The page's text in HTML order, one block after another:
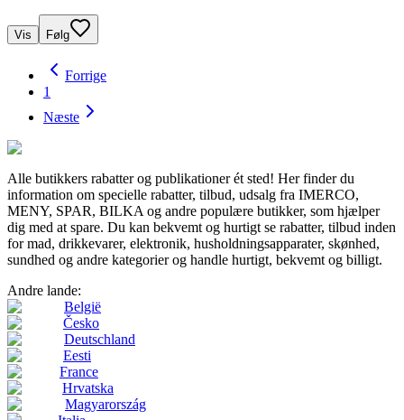
Vis Følg
Forrige
1
Næste
Alle butikkers rabatter og publikationer ét sted! Her finder du
information om specielle rabatter, tilbud, udsalg fra IMERCO,
MENY, SPAR, BILKA og andre populære butikker, som hjælper
dig med at spare. Du kan bekvemt og hurtigt se rabatter, tilbud inden
for mad, drikkevarer, elektronik, husholdningsapparater, skønhed,
sundhed og andre kategorier og handle hurtigt, bekvemt og billigt.
Andre lande:
België
Česko
Deutschland
Eesti
France
Hrvatska
Magyarország